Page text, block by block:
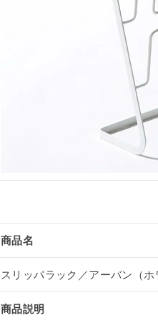
商品名
スリッパラック／アーバン（ホ
商品説明